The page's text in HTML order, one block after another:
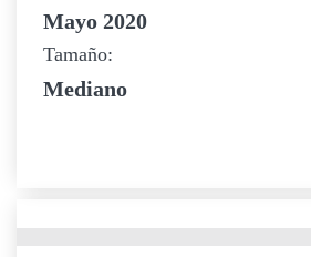
Mayo 2020
Tamaño:
Mediano